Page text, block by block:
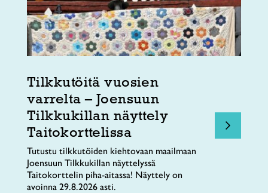
Tilkkutöitä vuosien
varrelta – Joensuun
Tilkkukillan näyttely
Taitokorttelissa
Tutustu tilkkutöiden kiehtovaan maailmaan
Joensuun Tilkkukillan näyttelyssä
Taitokorttelin piha-aitassa! Näyttely on
avoinna 29.8.2026 asti.